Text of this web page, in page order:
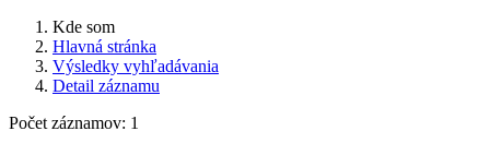
Kde som
Hlavná stránka
Výsledky vyhľadávania
Detail záznamu
Počet záznamov: 1